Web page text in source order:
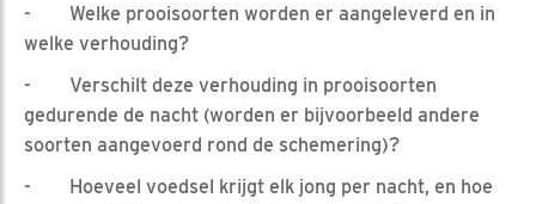
- Welke prooisoorten worden er aangeleverd en in
welke verhouding?
- Verschilt deze verhouding in prooisoorten
gedurende de nacht (worden er bijvoorbeeld andere
soorten aangevoerd rond de schemering)?
- Hoeveel voedsel krijgt elk jong per nacht, en hoe